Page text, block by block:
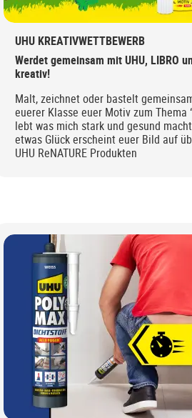
UHU KREATIVWETTBEWERB
Werdet gemeinsam mit UHU, LIBRO
kreativ!
Malt, zeichnet oder bastelt
euerer Klasse euer Motiv zum Thema
lebt was mich stark und gesund
etwas Glück erscheint euer Bild auf
UHU ReNATURE Produkten